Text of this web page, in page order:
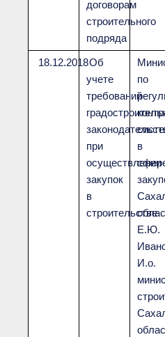
договорам
строительного
подряда
18.12.2018Об
учете
требований
при
осуществлении
закупок
в
строительстве
по
в
Е.Ю.
И.о.